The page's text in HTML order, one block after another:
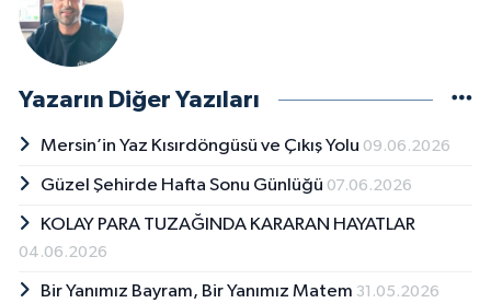
Yazarın Diğer Yazıları
Mersin’in Yaz Kısırdöngüsü ve Çıkış Yolu 09.06.2026
Güzel Şehirde Hafta Sonu Günlüğü 07.06.2026
KOLAY PARA TUZAĞINDA KARARAN HAYATLAR
04.06.2026
Bir Yanımız Bayram, Bir Yanımız Matem 31.05.2026